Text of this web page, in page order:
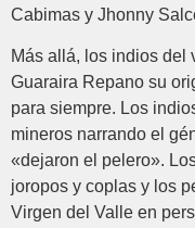
Cabimas y Jhonny
Más allá, los indios del
Guaraira Repano su
para siempre. Los
mineros narrando el
«dejaron el pelero».
joropos y coplas y los
Virgen del Valle en